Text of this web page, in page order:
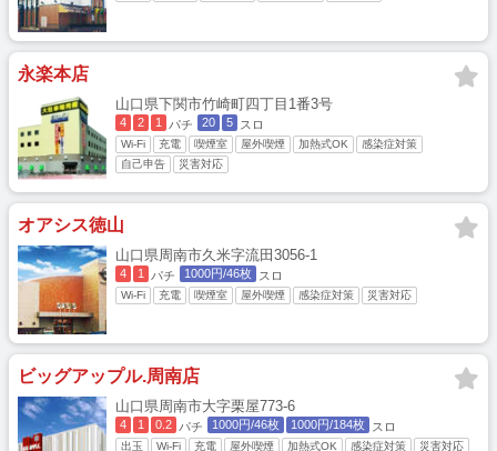
永楽本店
山口県下関市竹崎町四丁目1番3号
4 2 1 パチ 20 5 スロ
Wi-Fi 充電 喫煙室 屋外喫煙 加熱式OK
感染症対策
自己申告
災害対応
オアシス徳山
山口県周南市久米字流田3056-1
4 1 パチ 1000円/46枚 スロ
Wi-Fi 充電 喫煙室 屋外喫煙 感染症対策 災害対応
ビッグアップル.周南店
山口県周南市大字栗屋773-6
4 1 0.2 パチ 1000円/46枚 1000円/184枚 スロ
出玉 Wi-Fi 充電 屋外喫煙 加熱式OK 感染症対策 災害対応